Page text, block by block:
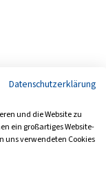
Datenschutzerklärung
und die Website zu
ein großartiges Website-
uns verwendeten Cookies